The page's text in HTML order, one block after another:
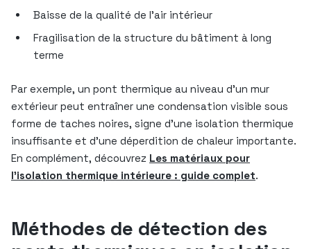
Baisse de la qualité de l’air intérieur
Fragilisation de la structure du bâtiment à long
terme
Par exemple, un pont thermique au niveau d’un mur
extérieur peut entraîner une condensation visible sous
forme de taches noires, signe d’une isolation thermique
insuffisante et d’une déperdition de chaleur importante.
En complément, découvrez Les matériaux pour
l’isolation thermique intérieure : guide complet.
Méthodes de détection des